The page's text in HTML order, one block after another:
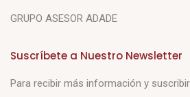
GRUPO ASESOR ADADE
Suscríbete a Nuestro Newsletter
Para recibir más información y